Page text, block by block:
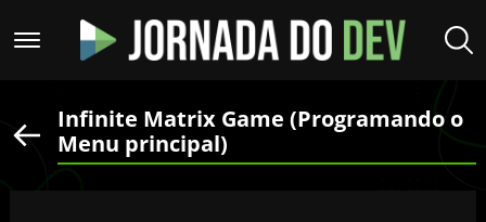
Infinite Matrix Game (Programando o
Menu principal)